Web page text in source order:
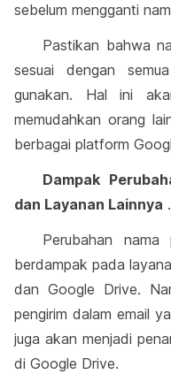
sebelum mengganti
Pastikan bahwa
sesuai dengan
gunakan. Hal ini
memudahkan orang
berbagai platform
Dampak
dan Layanan Lainnya .
Perubahan
berdampak pada
dan Google Drive.
pengirim dalam email
juga akan menjadi
di Google Drive.